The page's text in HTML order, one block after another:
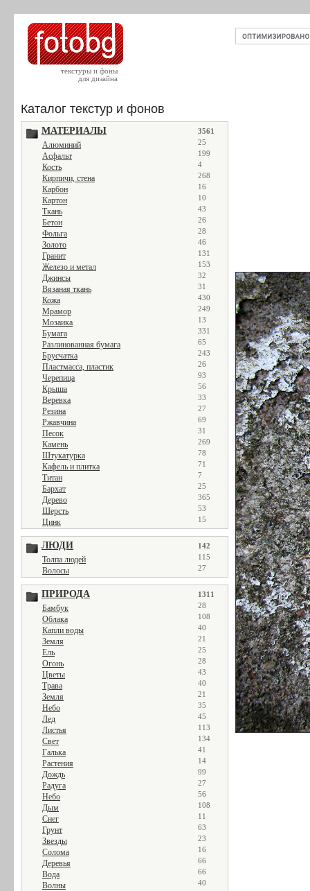
текстуры и фоны
для дизайна
Каталог текстур и фонов
МАТЕРИАЛЫ 3561
Алюминий 25
Асфальт 199
Кость 4
Кирпичи, стена 268
Карбон 16
Картон 10
Ткань 43
Бетон 26
Фольга 28
Золото 46
Гранит 131
Железо и метал 153
Джинсы 32
Вязаная ткань 31
Кожа 430
Мрамор 249
Мозаика 13
Бумага 331
Разлинованная бумага 65
Брусчатка 243
Пластмасса, пластик 26
Черепица 93
Крыша 56
Веревка 33
Резина 27
Ржавчина 69
Песок 31
Камень 269
Штукатурка 78
Кафель и плитка 71
Титан 7
Бархат 25
Дерево 365
Шерсть 53
Цинк 15
ЛЮДИ 142
Толпа людей 115
Волосы 27
ПРИРОДА 1311
Бамбук 28
Облака 108
Капли воды 40
Земля 21
Ель 25
Огонь 28
Цветы 43
Трава 40
Земля 21
Небо 35
Лед 45
Листья 113
Свет 134
Галька 41
Растения 14
Дождь 99
Радуга 27
Небо 56
Дым 108
Снег 11
Грунт 63
Звезды 23
Солома 16
Деревья 66
Вода 66
Волны 40